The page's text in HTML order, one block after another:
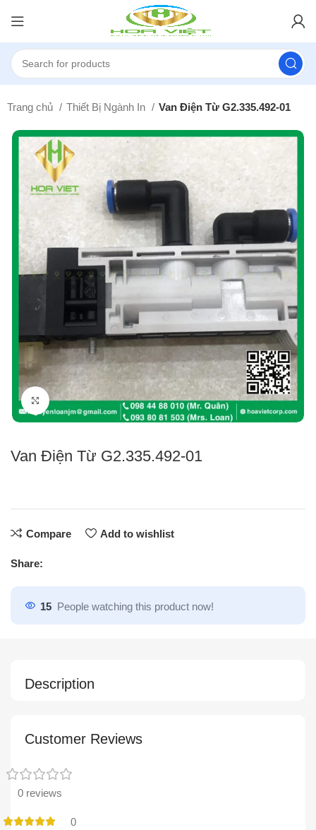
Trang chủ Thiết Bị Ngành In Van Điện Từ G2.335.492-01
Click to enlarge
Van Điện Từ G2.335.492-01
Compare Add to wishlist
Share:
15 People watching this product now!
Description
Customer Reviews
0 reviews
0